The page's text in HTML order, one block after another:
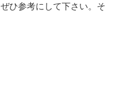
ひ参考にして下さい。そ